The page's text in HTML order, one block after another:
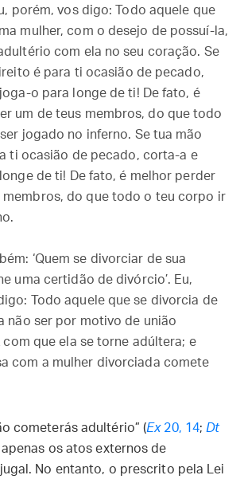
porém, vos digo: Todo aquele que
mulher, com o desejo de possuí-la,
com ela no seu coração. Se
é para ti ocasião de pecado,
o para longe de ti! De fato, é
um de teus membros, do que todo
jogado no inferno. Se tua mão
ti ocasião de pecado, corta-a e
de ti! De fato, é melhor perder
membros, do que todo o teu corpo ir
‘Quem se divorciar de sua
uma certidão de divórcio’. Eu,
Todo aquele que se divorcia de
não ser por motivo de união
com que ela se torne adúltera; e
com a mulher divorciada comete
cometerás adultério” (Ex20, 14; Dt
os atos externos de
No entanto, o prescrito pela Lei